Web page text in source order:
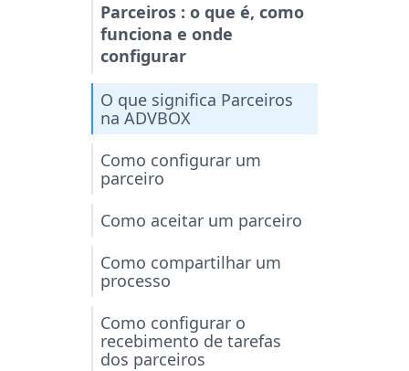
Parceiros : o que é, como
funciona e onde
configurar
O que significa Parceiros
na ADVBOX
Como configurar um
parceiro
Como aceitar um parceiro
Como compartilhar um
processo
Como configurar o
recebimento de tarefas
dos parceiros